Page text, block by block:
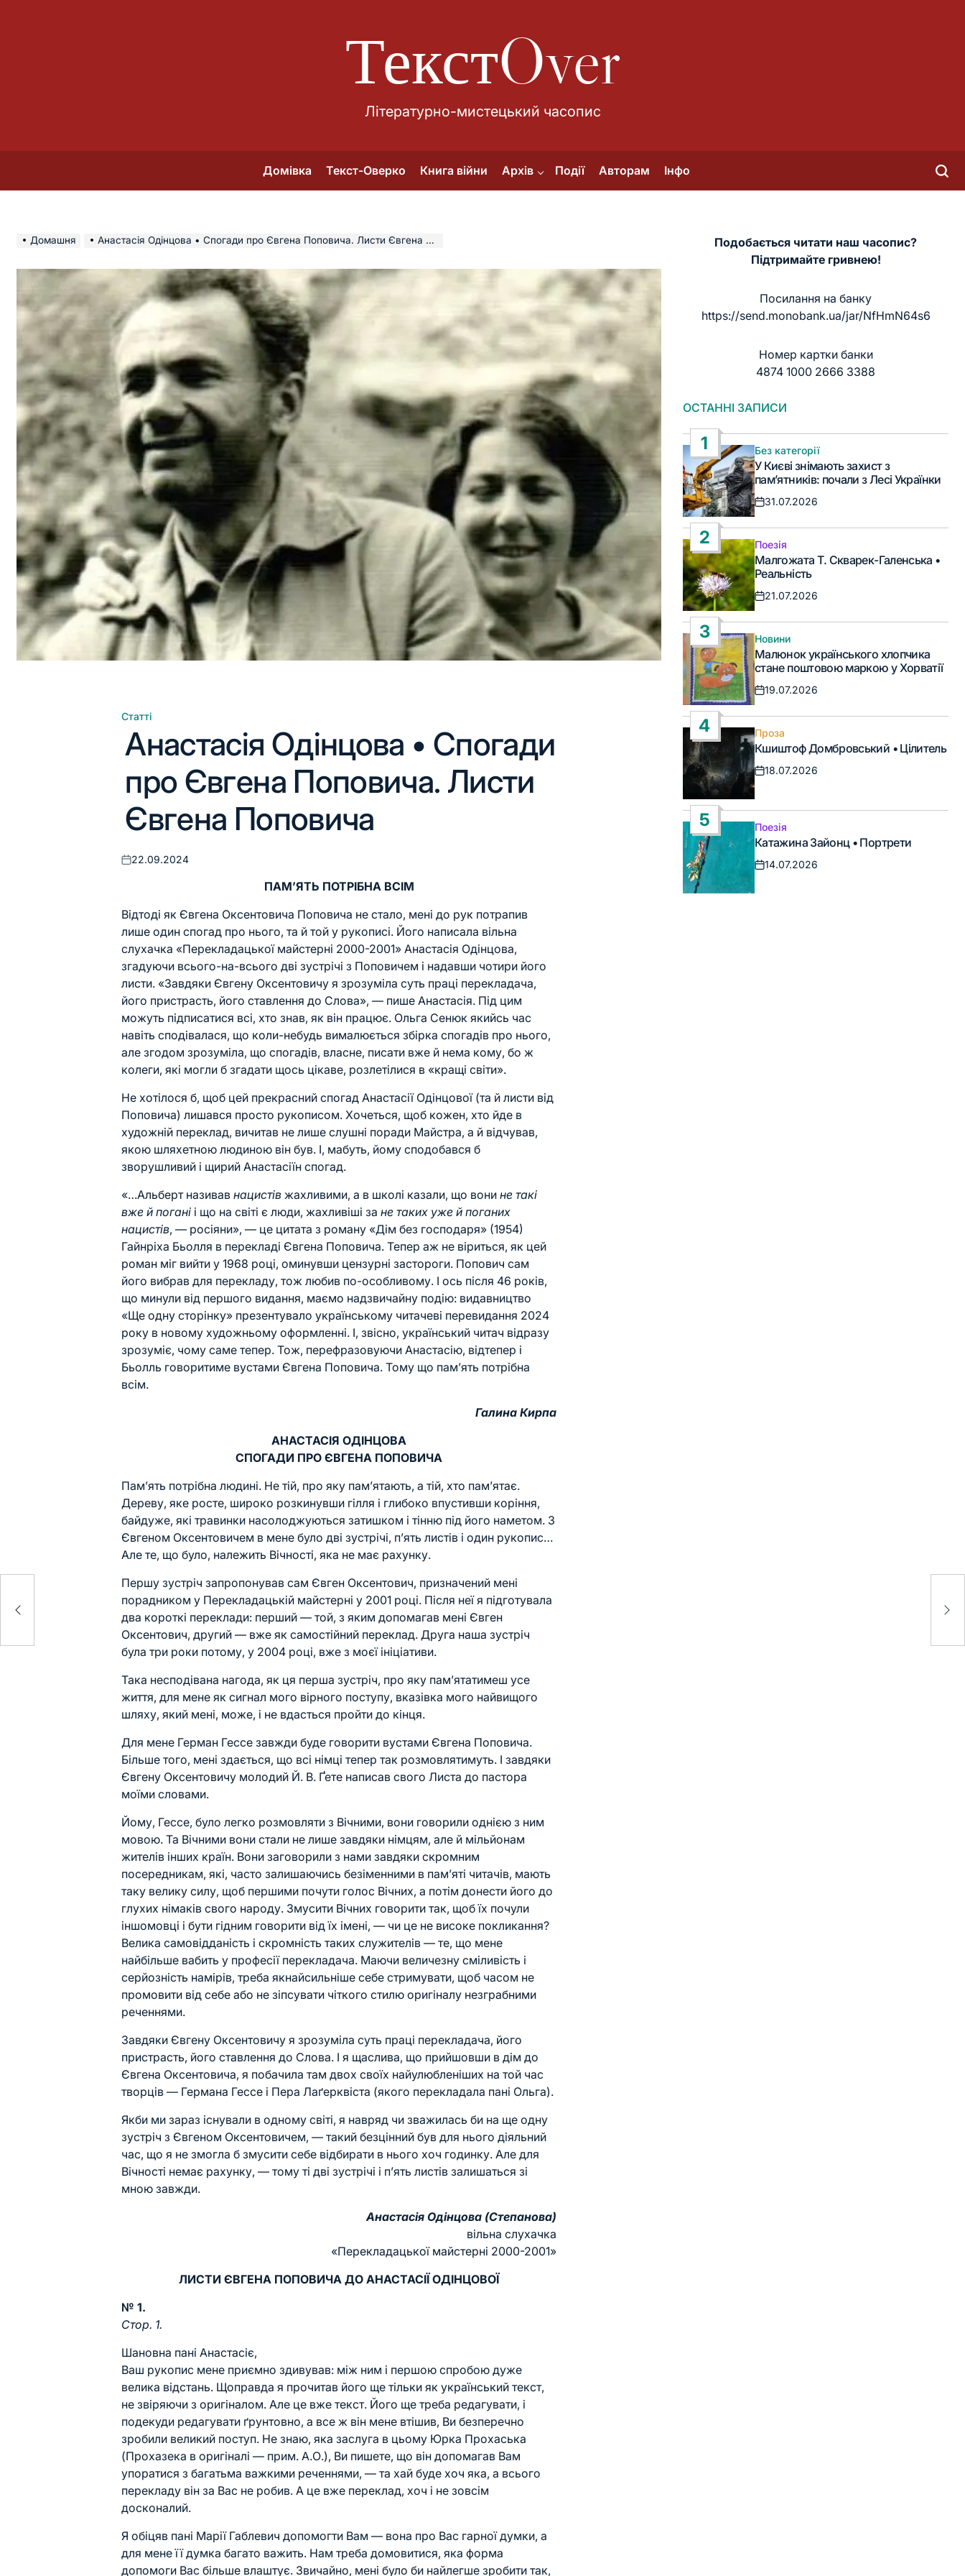
ТекстOver
Літературно-мистецький часопис
Домівка Текст-Оверко Книга війни Архів Події Авторам Інфо
Домашня Анастасія Одінцова • Спогади про Євгена Поповича. Листи Євгена Поповича
Опублікувати
Статті
Анастасія Одінцова • Спогади
про Євгена Поповича. Листи
Євгена Поповича
Оприлюднено
22.09.2024
ПАМ’ЯТЬ ПОТРІБНА ВСІМ
Відтоді як Євгена Оксентовича Поповича не стало, мені до рук потрапив
лише один спогад про нього, та й той у рукописі. Його написала вільна
слухачка «Перекладацької майстерні 2000-2001» Анастасія Одінцова,
згадуючи всього-на-всього дві зустрічі з Поповичем і надавши чотири його
листи. «Завдяки Євгену Оксентовичу я зрозуміла суть праці перекладача,
його пристрасть, його ставлення до Слова», — пише Анастасія. Під цим
можуть підписатися всі, хто знав, як він працює. Ольга Сенюк якийсь час
навіть сподівалася, що коли-небудь вималюється збірка спогадів про нього,
але згодом зрозуміла, що спогадів, власне, писати вже й нема кому, бо ж
колеги, які могли б згадати щось цікаве, розлетілися в «кращі світи».
Не хотілося б, щоб цей прекрасний спогад Анастасії Одінцової (та й листи від
Поповича) лишався просто рукописом. Хочеться, щоб кожен, хто йде в
художній переклад, вичитав не лише слушні поради Майстра, а й відчував,
якою шляхетною людиною він був. І, мабуть, йому сподобався б
зворушливий і щирий Анастасіїн спогад.
«…Альберт називавнацистів жахливими, а в школі казали, що вонине такі
вже й погані і що на світі є люди, жахливіші зане таких уже й поганих
нацистів, — росіяни», — це цитата з роману «Дім без господаря» (1954)
Гайнріха Бьолля в перекладі Євгена Поповича. Тепер аж не віриться, як цей
роман міг вийти у 1968 році, оминувши цензурні застороги. Попович сам
його вибрав для перекладу, тож любив по-особливому. І ось після 46 років,
що минули від першого видання, маємо надзвичайну подію: видавництво
«Ще одну сторінку» презентувало українському читачеві перевидання 2024
року в новому художньому оформленні. І, звісно, український читач відразу
зрозуміє, чому саме тепер. Тож, перефразовуючи Анастасію, відтепер і
Бьолль говоритиме вустами Євгена Поповича. Тому що пам’ять потрібна
всім.
Галина Кирпа
АНАСТАСІЯ ОДІНЦОВА
СПОГАДИ ПРО ЄВГЕНА ПОПОВИЧА
Пам’ять потрібна людині. Не тій, про яку пам’ятають, а тій, хто пам’ятає.
Дереву, яке росте, широко розкинувши гілля і глибоко впустивши коріння,
байдуже, які травинки насолоджуються затишком і тінню під його наметом. З
Євгеном Оксентовичем в мене було дві зустрічі, п’ять листів і один рукопис…
Але те, що було, належить Вічності, яка не має рахунку.
Першу зустріч запропонував сам Євген Оксентович, призначений мені
порадником у Перекладацькій майстерні у 2001 році. Після неї я підготувала
два короткі переклади: перший — той, з яким допомагав мені Євген
Оксентович, другий — вже як самостійний переклад. Друга наша зустріч
була три роки потому, у 2004 році, вже з моєї ініціативи.
Така несподівана нагода, як ця перша зустріч, про яку пам’ятатимеш усе
життя, для мене як сигнал мого вірного поступу, вказівка мого найвищого
шляху, який мені, може, і не вдасться пройти до кінця.
Для мене Герман Гессе завжди буде говорити вустами Євгена Поповича.
Більше того, мені здається, що всі німці тепер так розмовлятимуть. І завдяки
Євгену Оксентовичу молодий Й. В. Ґете написав свого Листа до пастора
моїми словами.
Йому, Гессе, було легко розмовляти з Вічними, вони говорили однією з ним
мовою. Та Вічними вони стали не лише завдяки німцям, але й мільйонам
жителів інших країн. Вони заговорили з нами завдяки скромним
посередникам, які, часто залишаючись безіменними в пам’яті читачів, мають
таку велику силу, щоб першими почути голос Вічних, а потім донести його до
глухих німаків свого народу. Змусити Вічних говорити так, щоб їх почули
іншомовці і бути гідним говорити від їх імені, — чи це не високе покликання?
Велика самовідданість і скромність таких служителів — те, що мене
найбільше вабить у професії перекладача. Маючи величезну сміливість і
серйозність намірів, треба якнайсильніше себе стримувати, щоб часом не
промовити від себе або не зіпсувати чіткого стилю оригіналу незграбними
реченнями.
Завдяки Євгену Оксентовичу я зрозуміла суть праці перекладача, його
пристрасть, його ставлення до Слова. І я щаслива, що прийшовши в дім до
Євгена Оксентовича, я побачила там двох своїх найулюбленіших на той час
творців — Германа Гессе і Пера Лаґерквіста (якого перекладала пані Ольга).
Якби ми зараз існували в одному світі, я навряд чи зважилась би на ще одну
зустріч з Євгеном Оксентовичем, — такий безцінний був для нього діяльний
час, що я не змогла б змусити себе відбирати в нього хоч годинку. Але для
Вічності немає рахунку, — тому ті дві зустрічі і п’ять листів залишаться зі
мною завжди.
Анастасія Одінцова (Степанова)
вільна слухачка
«Перекладацької майстерні 2000-2001»
ЛИСТИ ЄВГЕНА ПОПОВИЧА ДО АНАСТАСІЇ ОДІНЦОВОЇ
№ 1.
Стор. 1.
Шановна пані Анастасіє,
Ваш рукопис мене приємно здивував: між ним і першою спробою дуже
велика відстань. Щоправда я прочитав його ще тільки як український текст,
не звіряючи з оригіналом. Але це вже текст. Його ще треба редагувати, і
подекуди редагувати ґрунтовно, а все ж він мене втішив, Ви безперечно
зробили великий поступ. Не знаю, яка заслуга в цьому Юрка Прохаська
(Прохазека в оригіналі — прим. А.О.), Ви пишете, що він допомагав Вам
упоратися з багатьма важкими реченнями, — та хай буде хоч яка, а всього
перекладу він за Вас не робив. А це вже переклад, хоч і не зовсім
досконалий.
Я обіцяв пані Марії Габлевич допомогти Вам — вона про Вас гарної думки, а
для мене її думка багато важить. Нам треба домовитися, яка форма
допомоги Вас більше влаштує. Звичайно, мені було би найлегше зробити так,
Подобається читати наш часопис?
Підтримайте гривнею!
Посилання на банку
https://send.monobank.ua/jar/NfHmN64s6
Номер картки банки
4874 1000 2666 3388
ОСТАННІ ЗАПИСИ
1
Опублікувати
у
Без категорії
У Києві знімають захист з
пам’ятників: почали з Лесі Українки
Дата
31.07.2026
2
Опублікувати
у
Поезія
Малгожата Т. Скварек-Галенська •
Реальність
Дата
21.07.2026
3
Опублікувати
у
Новини
Малюнок українського хлопчика
стане поштовою маркою у Хорватії
Дата
19.07.2026
4
Опублікувати
у
Проза
Кшиштоф Домбровський • Цілитель
Дата
запису
18.07.2026
5
Опублікувати
у
Поезія
Катажина Зайонц • Портрети
Дата
14.07.2026